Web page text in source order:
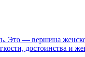
— вершина
достоинства и